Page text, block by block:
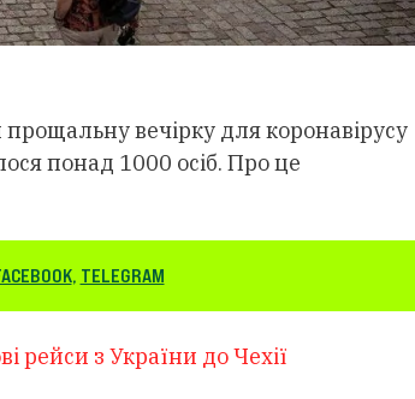
вечірку для коронавірусу
понад 1000 осіб. Про це
, TELEGRAM
рейси з України до Чехії